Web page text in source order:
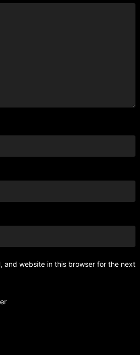
and website in this browser for the next